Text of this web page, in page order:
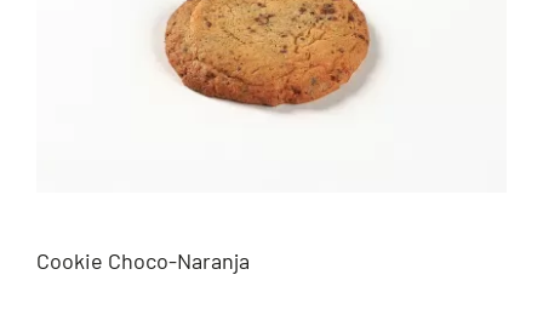
Cookie Choco-Naranja